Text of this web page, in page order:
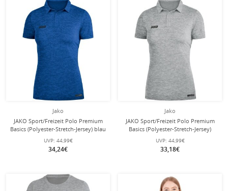
Jako
JAKO Sport/Freizeit Polo Premium
Basics (Polyester-Stretch-Jersey) blau
meliert Damen
UVP: 44,99€
34,24€
Jako
JAKO Sport/Freizeit Polo Premium
Basics (Polyester-Stretch-Jersey)
hellgrau meliert Damen
UVP: 44,99€
33,18€